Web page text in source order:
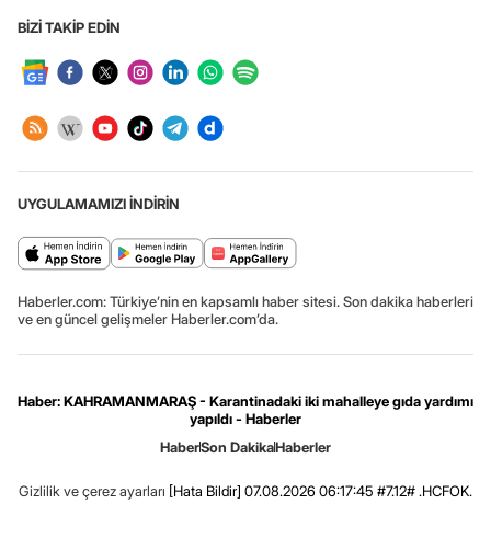
BİZİ TAKİP EDİN
UYGULAMAMIZI İNDİRİN
Haberler.com: Türkiye’nin en kapsamlı haber sitesi. Son dakika haberleri
ve en güncel gelişmeler Haberler.com’da.
Haber: KAHRAMANMARAŞ - Karantinadaki iki mahalleye gıda yardımı
yapıldı - Haberler
HaberSon DakikaHaberler
Gizlilik ve çerez ayarları [Hata Bildir] 07.08.2026 06:17:45 #7.12# .HCFOK.